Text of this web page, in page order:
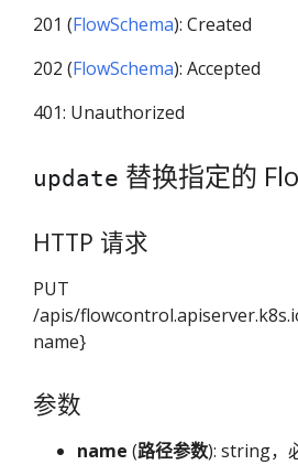
201 (FlowSchema): Created
202 (FlowSchema): Accepted
401: Unauthorized
update 替换指定的
HTTP 请求
PUT
/apis/
name}
参数
name (路径参数): string，